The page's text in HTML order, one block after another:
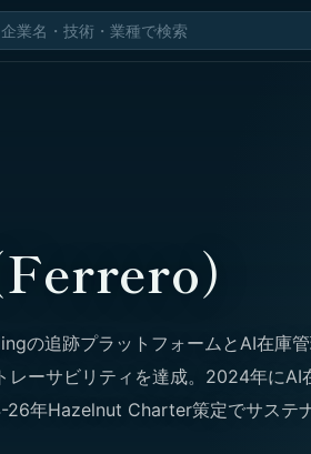
）
の追跡プラットフォームとAI在庫
レーサビリティを達成。2024年にAI
年Hazelnut Charter策定でサステ